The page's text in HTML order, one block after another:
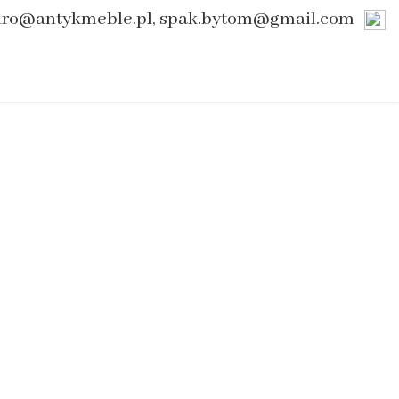
spak.bytom@gmail.com